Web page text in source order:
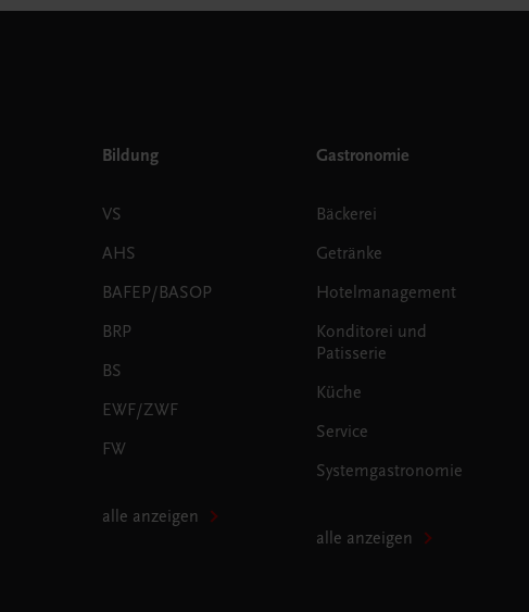
Bildung
VS
AHS
BAFEP/BASOP
BRP
BS
EWF/ZWF
FW
alle anzeigen
Gastronomie
Bäckerei
Getränke
Hotelmanagement
Konditorei und
Patisserie
Küche
Service
Systemgastronomie
alle anzeigen